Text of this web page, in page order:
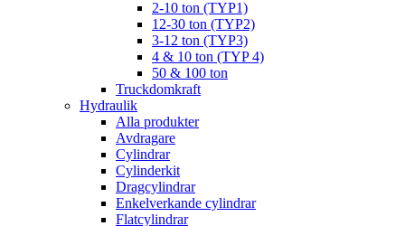
2-10 ton (TYP1)
12-30 ton (TYP2)
3-12 ton (TYP3)
4 & 10 ton (TYP 4)
50 & 100 ton
Truckdomkraft
Hydraulik
Alla produkter
Avdragare
Cylindrar
Cylinderkit
Dragcylindrar
Enkelverkande cylindrar
Flatcylindrar